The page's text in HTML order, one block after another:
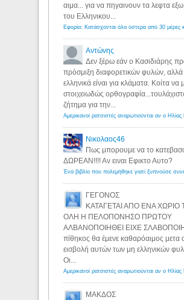
αιμα... για να πηγαινουν τα λεφτα
του Ελληνικου...
Αντώνης
Δεν ξέρω εάν ο Κασιδιάρης
πρόσμιξη διαφορετικών φυλών, αλλά
ελληνικά είναι για κλάματα. Κοίτα να
στοιχειωδώς
ζήτημα για την...
Νικολαος46
Πως μπορουμε να το
ΔΩΡΕΑΝ!!!! Αν ειναι Εφικτο Αυτο?
ΓΕΓΟΝΟΣ
ΚΑΤΑΓΕΤΑΙ ΑΠΟ ΕΝΑ
ΟΛΗ Η ΠΕΛΟΠΟΝΗΣΟ ΠΡΩΤΟΥ
ΑΛΒΑΝΟΠΟΙΗΘΕΙ ΕΙΧΕ
πίθηκος θα έμενε καθαρόαιμος μετα
εισβολή αυτών των μη ελληνικών
Οι...
ΜΑΚΔΟΣ